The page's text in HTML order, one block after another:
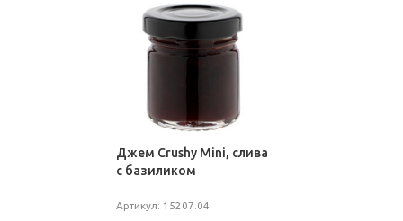
Джем Crushy Mini, cлива
с базиликом
Артикул: 15207.04